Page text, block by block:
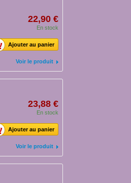
22,90 €
En stock
Ajouter au panier
Voir le produit
23,88 €
En stock
Ajouter au panier
Voir le produit